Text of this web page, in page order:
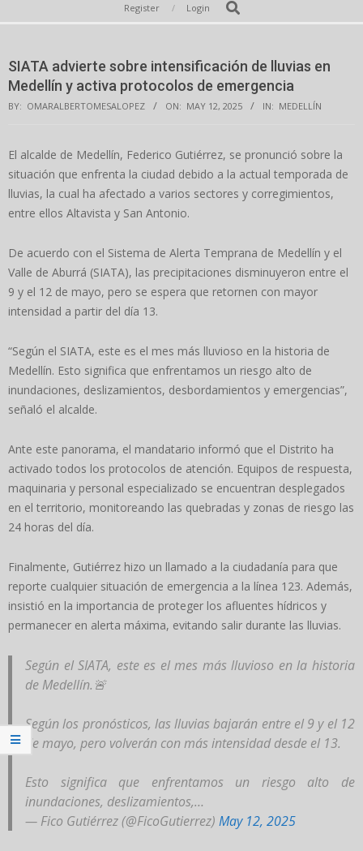
Navigation
Register Login Search
SIATA advierte sobre intensificación de lluvias en
Medellín y activa protocolos de emergencia
BY: OMARALBERTOMESALOPEZ ON: MAY 12, 2025 IN: MEDELLÍN
El alcalde de Medellín, Federico Gutiérrez, se pronunció sobre la
situación que enfrenta la ciudad debido a la actual temporada de
lluvias, la cual ha afectado a varios sectores y corregimientos,
entre ellos Altavista y San Antonio.
De acuerdo con el Sistema de Alerta Temprana de Medellín y el
Valle de Aburrá (SIATA), las precipitaciones disminuyeron entre el
9 y el 12 de mayo, pero se espera que retornen con mayor
intensidad a partir del día 13.
“Según el SIATA, este es el mes más lluvioso en la historia de
Medellín. Esto significa que enfrentamos un riesgo alto de
inundaciones, deslizamientos, desbordamientos y emergencias”,
señaló el alcalde.
Ante este panorama, el mandatario informó que el Distrito ha
activado todos los protocolos de atención. Equipos de respuesta,
maquinaria y personal especializado se encuentran desplegados
en el territorio, monitoreando las quebradas y zonas de riesgo las
24 horas del día.
Finalmente, Gutiérrez hizo un llamado a la ciudadanía para que
reporte cualquier situación de emergencia a la línea 123. Además,
insistió en la importancia de proteger los afluentes hídricos y
permanecer en alerta máxima, evitando salir durante las lluvias.
Según el SIATA, este es el mes más lluvioso en la historia
de Medellín.🚨
Según los pronósticos, las lluvias bajarán entre el 9 y el 12
de mayo, pero volverán con más intensidad desde el 13.
Esto significa que enfrentamos un riesgo alto de
inundaciones, deslizamientos,…
— Fico Gutiérrez (@FicoGutierrez) May 12, 2025